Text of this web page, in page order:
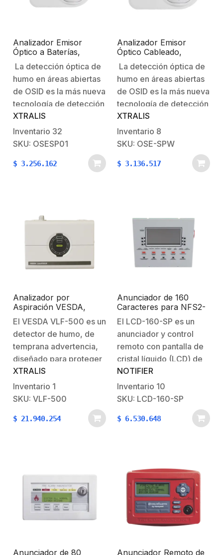
Analizador Emisor
Óptico a Baterías,
Requiere Analizador
Receptor OSI-10, OSI-
90 y Kit de Instalación
OSID-INST (NO
INCLUIDOS)
La detección óptica de
humo en áreas abiertas
de OSID es la más nueva
tecnología de detección
lineal basada en el uso
de luz en dos longitudes
de onda diferentes y un
receptor óptico, lo que
permite una calidad de
XTRALIS
Inventario 32
SKU: OSESP01
$ 3.256.162
Analizador Emisor
Óptico Cableado,
Requiere Analizador
Receptor OSI-10, OSI-
90 y Kit de Instalación
OSID-INST (NO
INCLUIDOS)
La detección óptica de
humo en áreas abiertas
de OSID es la más nueva
tecnología de detección
lineal basada en el uso
de luz en dos longitudes
de onda diferentes y un
receptor óptico, lo que
permite una calidad de
XTRALIS
Inventario 8
SKU: OSE-SPW
$ 3.136.517
Analizador por
Aspiración VESDA,
Hasta 500 m2 de
Cobertura
El VESDA VLF-500 es un
detector de humo, de
temprana advertencia,
diseñado para proteger
importantes y pequeñas
áreas (inferiores a 500
m2). El detector trabaja
tomando continuamente
muestras de aire del
XTRALIS
Inventario 1
SKU: VLF-500
$ 21.940.254
Anunciador de 160
Caracteres para NFS2-
3030 y NCA-2 en
Español
El LCD-160-SP es un
anunciador y control
remoto con pantalla de
cristal líquido (LCD) de
640 caracteres para el
panel de control de
alarma contra incendios
NOTIFIER NFS-3030 /
NFS2-3030 (FACP). El
pantalla de 640
caracteres…
NOTIFIER
Inventario 10
SKU: LCD-160-SP
$ 6.530.648
Anunciador de 80
Anunciador Remoto de